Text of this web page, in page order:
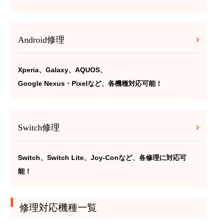
Android修理
Xperia、Galaxy、AQUOS、
Google Nexus・Pixelなど、各機種対応可能！
Switch修理
Switch、Switch Lite、Joy-Conなど、各修理に対応可
能！
修理対応機種一覧